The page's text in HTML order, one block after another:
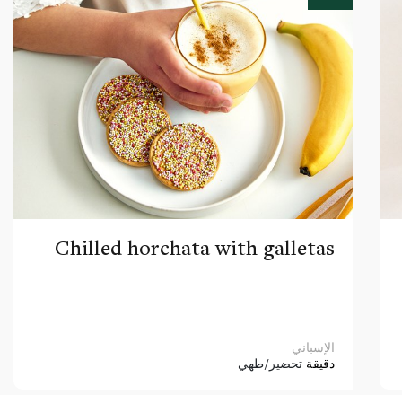
Chilled horchata with galletas
الإسباني
دقيقة تحضير/طهي